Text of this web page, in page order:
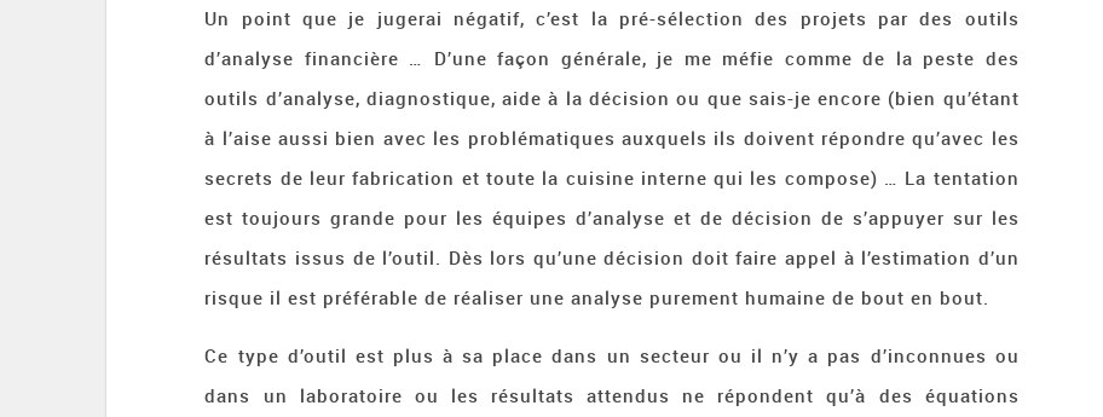
Un point que je jugerai négatif, c’est la pré-sélection des projets par des outils
d’analyse financière … D’une façon générale, je me méfie comme de la peste des
outils d’analyse, diagnostique, aide à la décision ou que sais-je encore (bien qu’étant
à l’aise aussi bien avec les problématiques auxquels ils doivent répondre qu’avec les
secrets de leur fabrication et toute la cuisine interne qui les compose) … La tentation
est toujours grande pour les équipes d’analyse et de décision de s’appuyer sur les
résultats issus de l’outil. Dès lors qu’une décision doit faire appel à l’estimation d’un
risque il est préférable de réaliser une analyse purement humaine de bout en bout.
Ce type d’outil est plus à sa place dans un secteur ou il n’y a pas d’inconnues ou
dans un laboratoire ou les résultats attendus ne répondent qu’à des équations